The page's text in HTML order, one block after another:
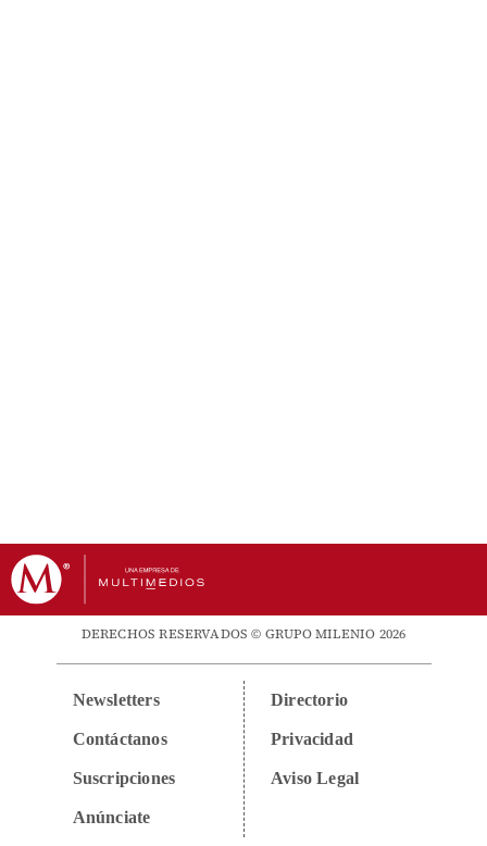
DERECHOS RESERVADOS © GRUPO MILENIO 2026
Newsletters
Contáctanos
Suscripciones
Anúnciate
Directorio
Privacidad
Aviso Legal